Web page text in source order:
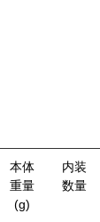
本体
重量
(g)
内装
数量